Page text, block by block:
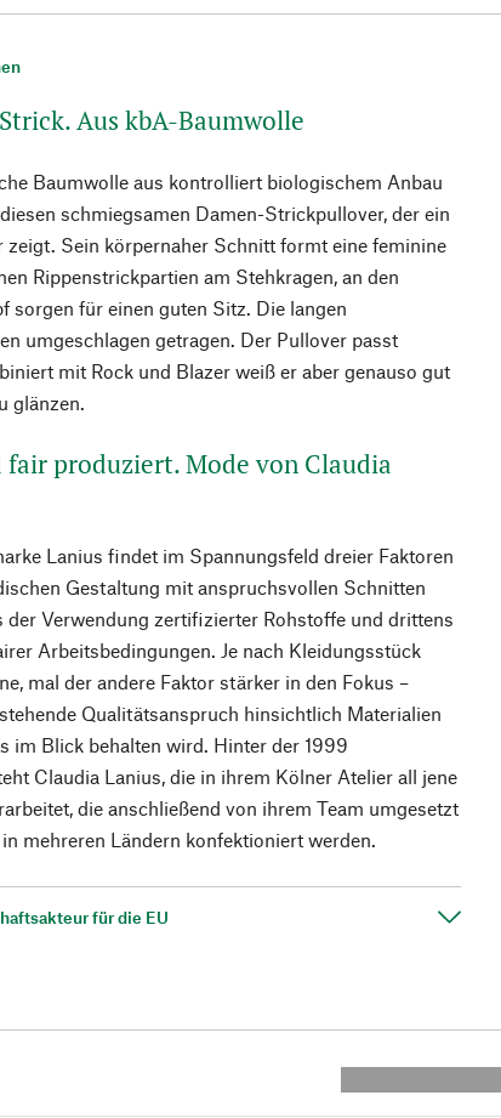
Aus kbA-Baumwolle
Baumwolle aus kontrolliert biologischem Anbau
schmiegsamen Damen-Strickpullover, der ein
zeigt. Sein körpernaher Schnitt formt eine feminine
Rippenstrickpartien am Stehkragen, an den
sorgen für einen guten Sitz. Die langen
umgeschlagen getragen. Der Pullover passt
mit Rock und Blazer weiß er aber genauso gut
glänzen.
produziert. Mode von Claudia
Lanius findet im Spannungsfeld dreier Faktoren
Gestaltung mit anspruchsvollen Schnitten
der Verwendung zertifizierter Rohstoffe und drittens
Arbeitsbedingungen. Je nach Kleidungsstück
mal der andere Faktor stärker in den Fokus –
Qualitätsanspruch hinsichtlich Materialien
im Blick behalten wird. Hinter der 1999
Claudia Lanius, die in ihrem Kölner Atelier all jene
die anschließend von ihrem Team umgesetzt
mehreren Ländern konfektioniert werden.
für die EU